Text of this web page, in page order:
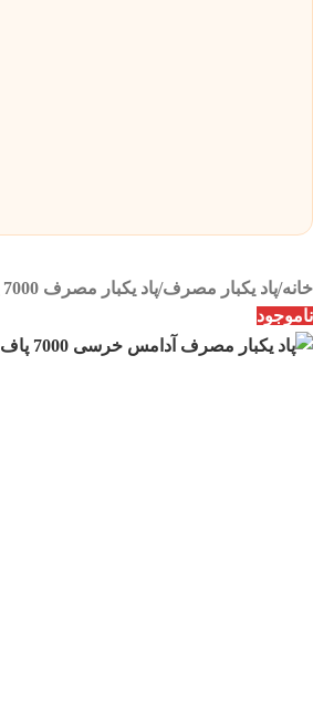
خانه/پاد یکبار مصرف/پاد یکبار مصرف 7000 پاف
ناموجود